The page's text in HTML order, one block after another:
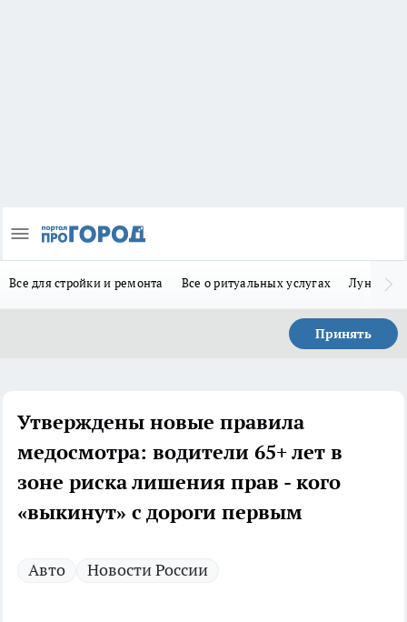
Все для стройки и ремонта Все о ритуальных услугах Лунно-
Принять
Утверждены новые правила
медосмотра: водители 65+ лет в
зоне риска лишения прав - кого
«выкинут» с дороги первым
Авто Новости России